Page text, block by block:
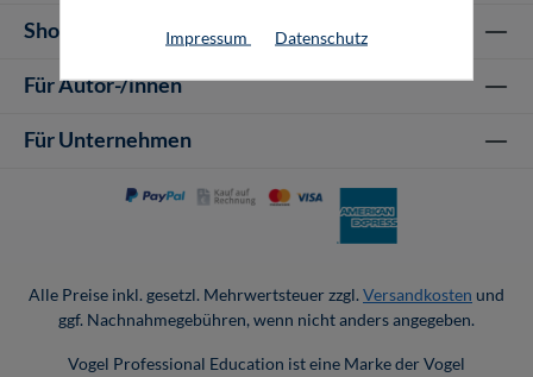
Shop-Service
Für Autor-/innen
Für Unternehmen
Alle Preise inkl. gesetzl. Mehrwertsteuer zzgl. Versandkosten und
ggf. Nachnahmegebühren, wenn nicht anders angegeben.
Vogel Professional Education ist eine Marke der Vogel
Impressum Datenschutz